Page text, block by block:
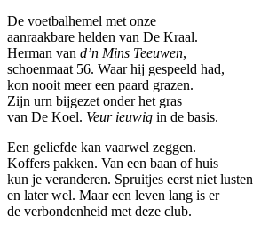
De voetbalhemel met onze
aanraakbare helden van De Kraal.
Herman van d’n Mins Teeuwen,
schoenmaat 56. Waar hij gespeeld had,
kon nooit meer een paard grazen.
Zijn urn bijgezet onder het gras
van De Koel. Veur ieuwig in de basis.
Een geliefde kan vaarwel zeggen.
Koffers pakken. Van een baan of huis
kun je veranderen. Spruitjes eerst niet lusten
en later wel. Maar een leven lang is er
de verbondenheid met deze club.